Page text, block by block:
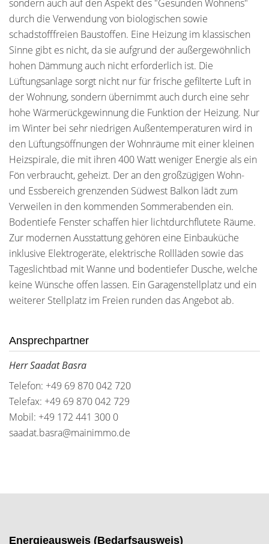
sondern auch auf den Aspekt des "Gesunden Wohnens"
durch die Verwendung von biologischen sowie
schadstofffreien Baustoffen. Eine Heizung im klassischen
Sinne gibt es nicht, da sie aufgrund der außergewöhnlich
hohen Dämmung auch nicht erforderlich ist. Die
Lüftungsanlage sorgt nicht nur für frische gefilterte Luft in
der Wohnung, sondern übernimmt auch durch eine sehr
hohe Wärmerückgewinnung die Funktion der Heizung. Nur
im Winter bei sehr niedrigen Außentemperaturen wird in
den Lüftungsöffnungen der Wohnräume mit einer kleinen
Heizspirale, die mit ihren 400 Watt weniger Energie als ein
Fön verbraucht, geheizt. Der an den großzügigen Wohn-
und Essbereich grenzenden Südwest Balkon lädt zum
Verweilen in den kommenden Sommerabenden ein.
Bodentiefe Fenster schaffen hier lichtdurchflutete Räume.
Zur modernen Ausstattung gehören eine Einbauküche
inklusive Elektrogeräte, elektrische Rollläden sowie das
Tageslichtbad mit Wanne und bodentiefer Dusche, welche
keine Wünsche offen lassen. Ein Garagenstellplatz und ein
weiterer Stellplatz im Freien runden das Angebot ab.
Ansprechpartner
Herr Saadat Basra
Telefon: +49 69 870 042 720
Telefax: +49 69 870 042 729
Mobil: +49 172 441 300 0
saadat.basra@mainimmo.de
Energieausweis (Bedarfsausweis)